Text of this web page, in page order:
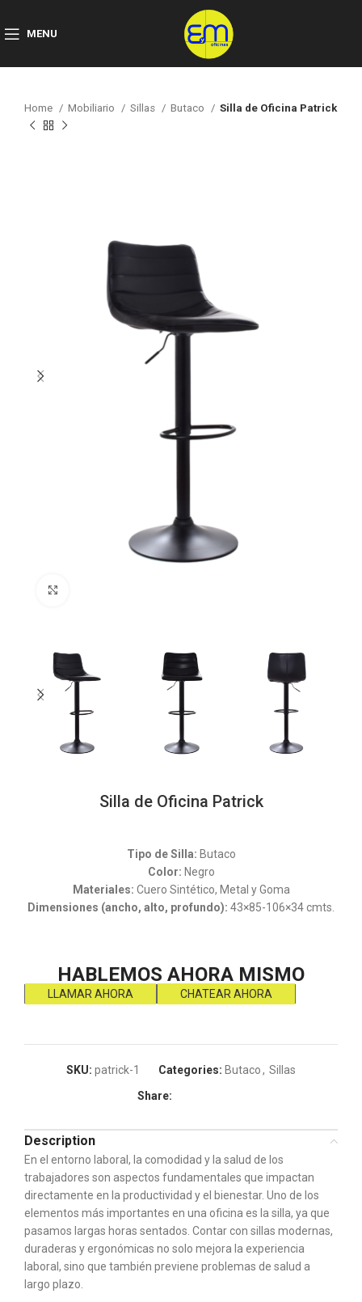
MENU
Home Mobiliario Sillas Butaco Silla de Oficina Patrick
Silla de Oficina Patrick
Tipo de Silla: Butaco
Color: Negro
Materiales: Cuero Sintético, Metal y Goma
Dimensiones (ancho, alto, profundo): 43×85-106×34 cmts.
HABLEMOS AHORA MISMO
LLAMAR AHORA CHATEAR AHORA
SKU: patrick-1 Categories: Butaco, Sillas
Share:
Description
En el entorno laboral, la comodidad y la salud de los
trabajadores son aspectos fundamentales que impactan
directamente en la productividad y el bienestar. Uno de los
elementos más importantes en una oficina es la silla, ya que
pasamos largas horas sentados. Contar con sillas modernas,
duraderas y ergonómicas no solo mejora la experiencia
laboral, sino que también previene problemas de salud a
largo plazo.